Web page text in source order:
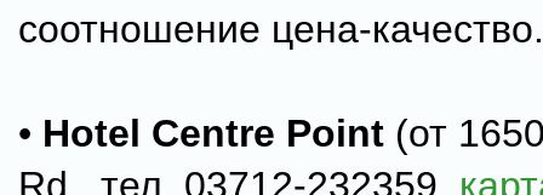
соотношение цена-качество.
• Hotel Centre Point (от
Rd., тел. 03712-232359,